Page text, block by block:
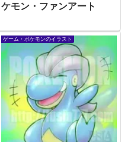
ケモン・ファンアート
ゲーム・ポケモンのイラスト